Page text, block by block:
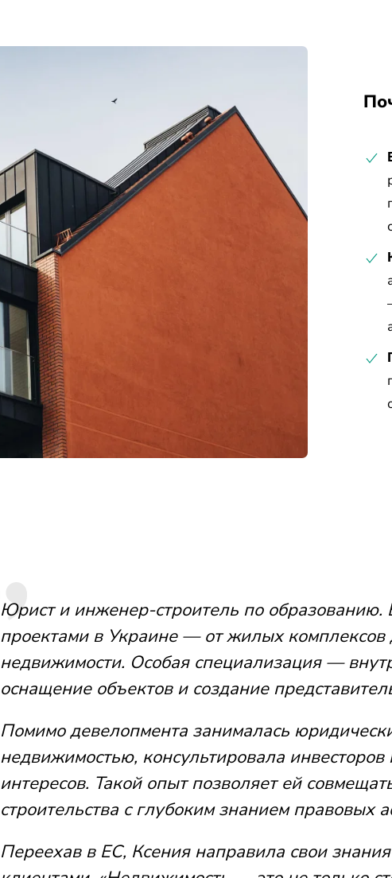
Юрист и инженер-строитель по образованию.
проектами в Украине — от жилых комплексов
недвижимости. Особая специализация —
оснащение объектов и создание
Помимо девелопмента занималась
недвижимостью, консультировала
интересов. Такой опыт позволяет ей
строительства с глубоким знанием правовых
Переехав в ЕС, Ксения направила свои